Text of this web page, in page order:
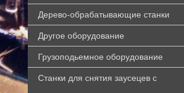
Дерево-обрабатывающие станки
Другое оборудование
Грузоподьемное оборудование
Станки для снятия заусецев с